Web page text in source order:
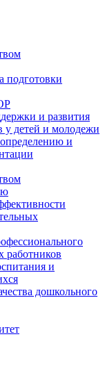
подготовки
и развития
у детей и молодежи
и
работников
и
дошкольного